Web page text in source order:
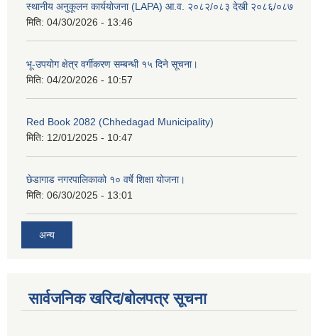
स्थानीय अनुकूलन कार्ययोजना (LAPA) आ.व. २०८२/०८३ देखी २०८६/०८७
मिति: 04/30/2026 - 13:46
भू-उपयोग क्षेत्र वर्गीकरण सम्बन्धी १५ दिने सूचना।
मिति: 04/20/2026 - 10:57
Red Book 2082 (Chhedagad Municipality)
मिति: 12/01/2025 - 10:47
छेडागाड नगरपालिकाको १० वर्षे शिक्षा योजना।
मिति: 06/30/2025 - 13:01
अन्य
सार्वजनिक खरिद/बोलपत्र सूचना